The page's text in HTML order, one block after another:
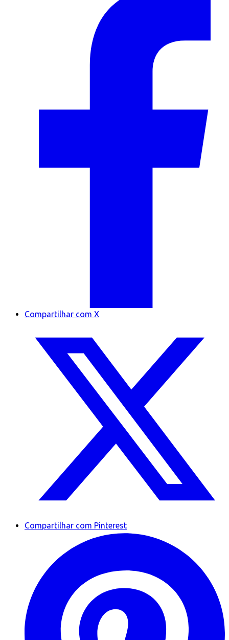
Compartilhar com X
Compartilhar com Pinterest